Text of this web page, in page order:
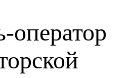
оператор